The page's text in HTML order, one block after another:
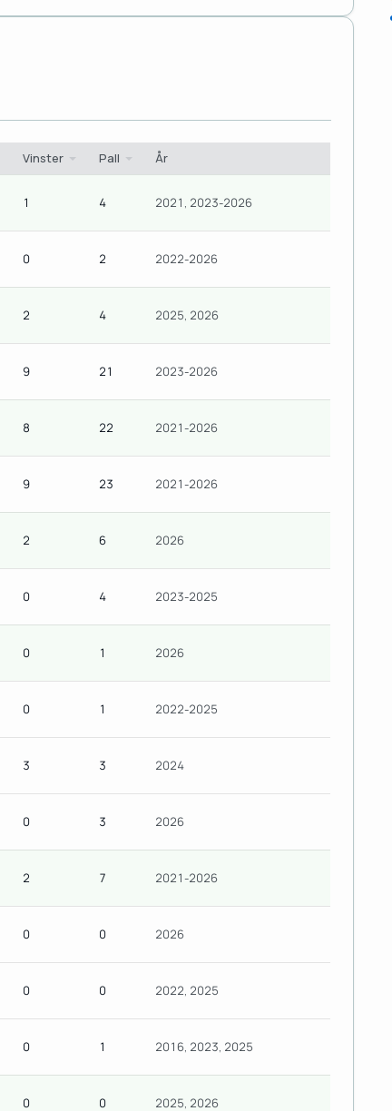
Vinster Pall År
1 4 2021, 2023-2026
0 2 2022-2026
2 4 2025, 2026
9 21 2023-2026
8 22 2021-2026
9 23 2021-2026
2 6 2026
0 4 2023-2025
0 1 2026
0 1 2022-2025
3 3 2024
0 3 2026
2 7 2021-2026
0 0 2026
0 0 2022, 2025
0 1 2016, 2023, 2025
0 0 2025, 2026